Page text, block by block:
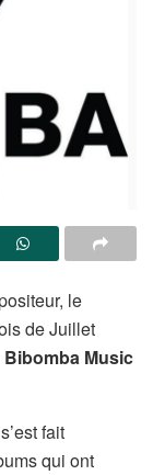
le
de Juillet
Bibomba Music
s’est fait
qui ont